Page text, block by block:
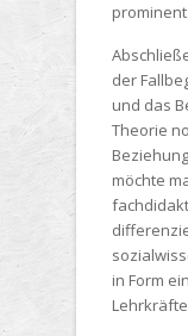
der
und das
Theorie
möchte
in Form